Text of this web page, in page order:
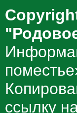
ссылку